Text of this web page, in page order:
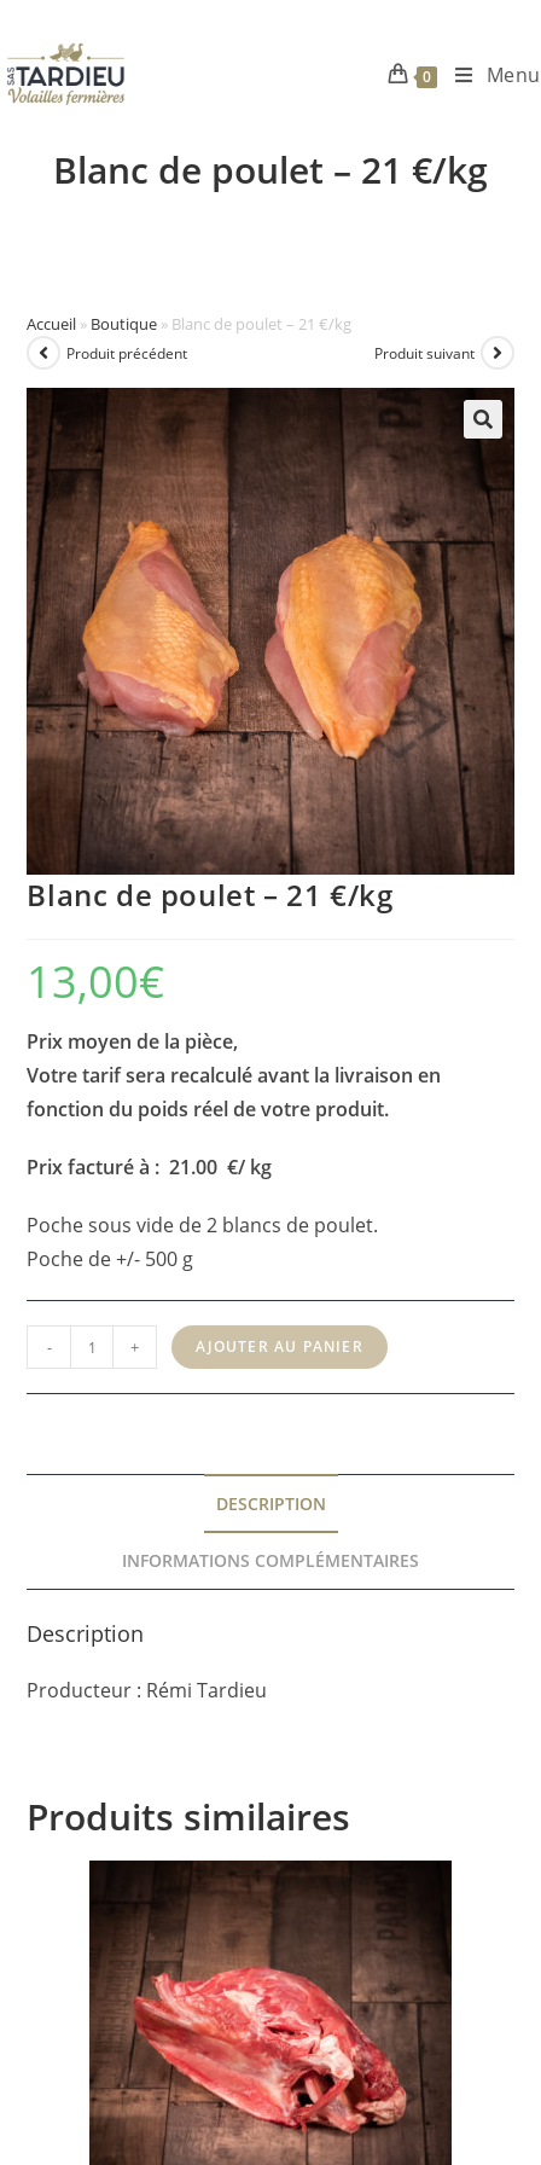
content
0 Menu
Blanc de poulet – 21 €/kg
Accueil » Boutique » Blanc de poulet – 21 €/kg
Produit précédent Produit suivant
Blanc de poulet – 21 €/kg
13,00€
Prix moyen de la pièce,
Votre tarif sera recalculé avant la livraison en
fonction du poids réel de votre produit.
Prix facturé à : 21.00 €/ kg
Poche sous vide de 2 blancs de poulet.
Poche de +/- 500 g
quantité
de
Blanc
- + AJOUTER AU PANIER
DESCRIPTION
INFORMATIONS COMPLÉMENTAIRES
Description
Producteur : Rémi Tardieu
Produits similaires